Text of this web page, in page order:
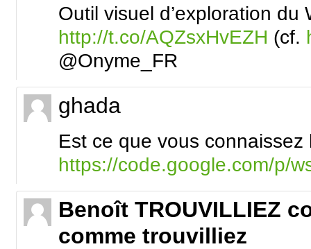
Outil visuel d’exploration
http://t.co/AQZsxHvEZH (cf.
@Onyme_FR
ghada
Est ce que vous connaissez
https://code.google.com/p/
Benoît TROUVILLIEZ
comme trouvilliez